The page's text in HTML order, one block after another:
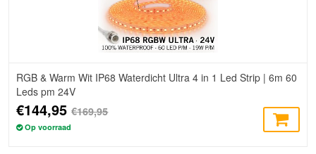
RGB & Warm Wit IP68 Waterdicht Ultra 4 in 1 Led Strip | 6m 60
Leds pm 24V
€144,95€169,95
Op voorraad